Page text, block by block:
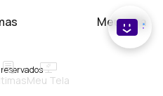
Meu Tela
Meu Tela